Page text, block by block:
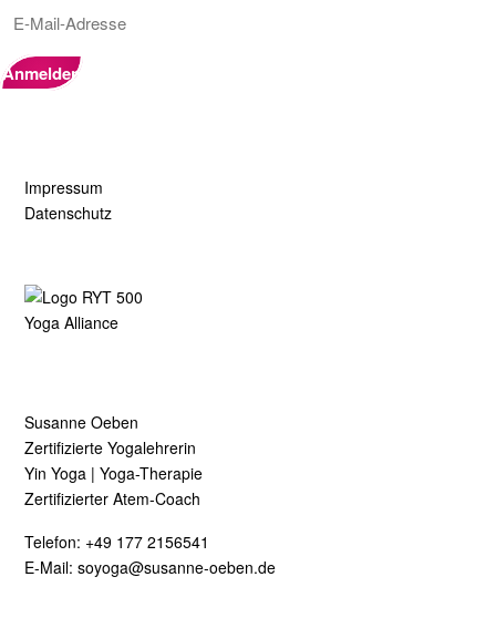
Anmelden
Impressum
Datenschutz
Susanne Oeben
Zertifizierte Yogalehrerin
Yin Yoga | Yoga-Therapie
Zertifizierter Atem-Coach
Telefon: +49 177 2156541
E-Mail:soyoga@susanne-oeben.de